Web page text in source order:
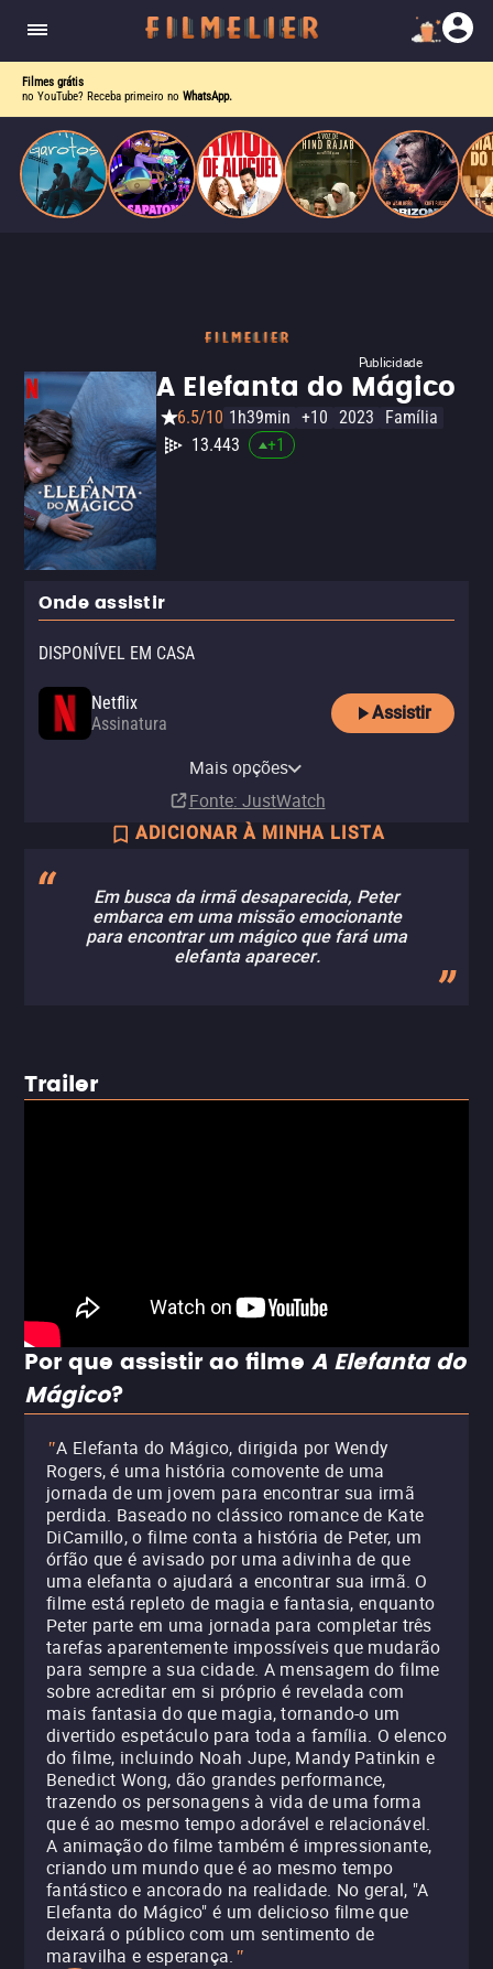
Filmes grátis
no YouTube? Receba primeiro no WhatsApp.
Publicidade
A Elefanta do Mágico
6.5/10 1h39min +10 2023
Família
13.443
+1
Onde assistir
DISPONÍVEL EM CASA
Netflix
Assinatura
Assistir
Mais opções
Fonte: JustWatch
ADICIONAR À MINHA LISTA
Em busca da irmã desaparecida, Peter
embarca em uma missão emocionante
para encontrar um mágico que fará uma
elefanta aparecer.
Trailer
Por que assistir ao filme A Elefanta do
Mágico?
"A Elefanta do Mágico, dirigida por Wendy
Rogers, é uma história comovente de uma
jornada de um jovem para encontrar sua irmã
perdida. Baseado no clássico romance de Kate
DiCamillo, o filme conta a história de Peter, um
órfão que é avisado por uma adivinha de que
uma elefanta o ajudará a encontrar sua irmã. O
filme está repleto de magia e fantasia, enquanto
Peter parte em uma jornada para completar três
tarefas aparentemente impossíveis que mudarão
para sempre a sua cidade. A mensagem do filme
sobre acreditar em si próprio é revelada com
mais fantasia do que magia, tornando-o um
divertido espetáculo para toda a família. O elenco
do filme, incluindo Noah Jupe, Mandy Patinkin e
Benedict Wong, dão grandes performance,
trazendo os personagens à vida de uma forma
que é ao mesmo tempo adorável e relacionável.
A animação do filme também é impressionante,
criando um mundo que é ao mesmo tempo
fantástico e ancorado na realidade. No geral, "A
Elefanta do Mágico" é um delicioso filme que
deixará o público com um sentimento de
maravilha e esperança. "
aceitação.